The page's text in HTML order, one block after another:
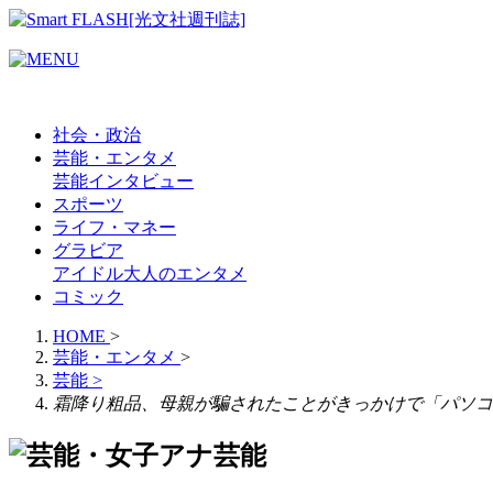
社会・政治
芸能・エンタメ
芸能インタビュー
スポーツ
ライフ・マネー
グラビア
アイドル大人のエンタメ
コミック
HOME >
芸能・エンタメ >
芸能 >
霜降り粗品、母親が騙されたことがきっかけで「パソ
芸能